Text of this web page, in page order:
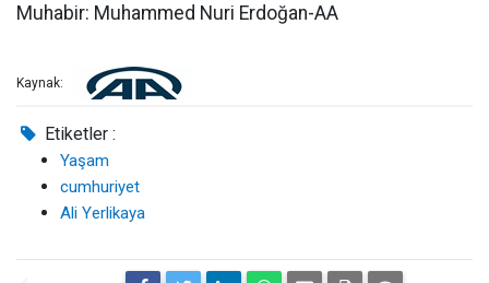
Muhabir: Muhammed Nuri Erdoğan-AA
Kaynak:
Etiketler :
Yaşam
cumhuriyet
Ali Yerlikaya